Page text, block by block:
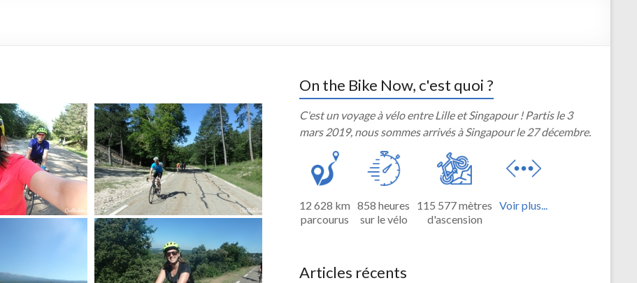
On the Bike Now, c'est quoi ?
C'est un voyage à vélo entre Lille et Singapour ! Partis le 3
mars 2019, nous sommes arrivés à Singapour le 27 décembre.
12 628 km
parcourus
858 heures
sur le vélo
115 577 mètres
d'ascension
Voir plus...
Articles récents